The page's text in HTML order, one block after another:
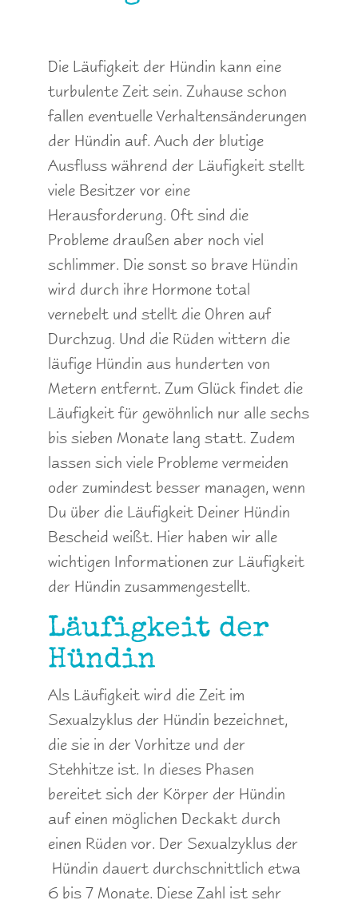
Die Läufigkeit der Hündin kann eine
turbulente Zeit sein. Zuhause schon
fallen eventuelle Verhaltensänderungen
der Hündin auf. Auch der blutige
Ausfluss während der Läufigkeit stellt
viele Besitzer vor eine
Herausforderung. Oft sind die
Probleme draußen aber noch viel
schlimmer. Die sonst so brave Hündin
wird durch ihre Hormone total
vernebelt und stellt die Ohren auf
Durchzug. Und die Rüden wittern die
läufige Hündin aus hunderten von
Metern entfernt. Zum Glück findet die
Läufigkeit für gewöhnlich nur alle sechs
bis sieben Monate lang statt. Zudem
lassen sich viele Probleme vermeiden
oder zumindest besser managen, wenn
Du über die Läufigkeit Deiner Hündin
Bescheid weißt. Hier haben wir alle
wichtigen Informationen zur Läufigkeit
der Hündin zusammengestellt.
Läufigkeit der
Hündin
Als Läufigkeit wird die Zeit im
Sexualzyklus der Hündin bezeichnet,
die sie in der Vorhitze und der
Stehhitze ist. In dieses Phasen
bereitet sich der Körper der Hündin
auf einen möglichen Deckakt durch
einen Rüden vor. Der Sexualzyklus der
Hündin dauert durchschnittlich etwa
6 bis 7 Monate. Diese Zahl ist sehr